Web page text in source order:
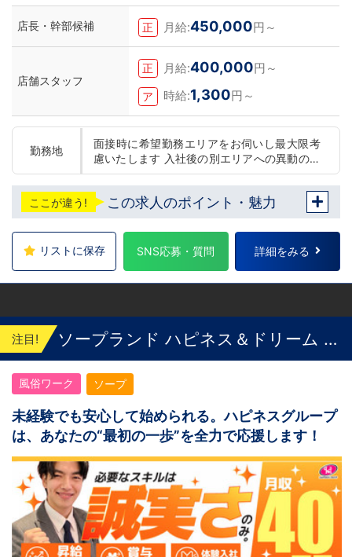
店長・幹部候補 正 月給:450,000円～
店舗スタッフ
正 月給:400,000円～
ア 時給:1,300円～
勤務地
面接時に希望勤務エリアをお伺いし最大限考
慮いたします 入社後の別エリアへの異動の可
否の選択可能です 下記いずれかの店舗に配属
東京 五反田：五反田駅から徒歩2分 池袋：池
袋駅西口から徒歩2分 吉原：三ノ輪駅から徒
歩8分 神奈川 横浜：京急線黄金町駅から徒歩
8分 茨城 水戸：水戸駅からバス5分 福岡 福
岡：中洲川端駅から徒歩8分 北海道 札幌：す
ここが違う! この求人のポイント・魅力
リストに保存 SNS応募・質問 詳細をみる
注目!
ソープランド ハピネス＆ドリーム 米
子 皆生温泉
風俗ワーク ソープ
未経験でも安心して始められる。ハピネスグループ
は、あなたの“最初の一歩”を全力で応援します！